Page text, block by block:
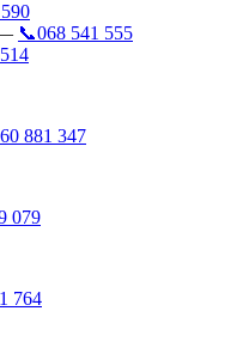
📞068 541 555
881 347
079
764